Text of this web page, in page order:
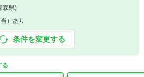
森県)
）あり
条件を変更する
る